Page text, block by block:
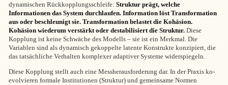
dynamischen Rückkopplungsschleife: Struktur prägt, welche
Informationen das System durchlaufen. Information löst Transformation
aus oder beschleunigt sie. Transformation belastet die Kohäsion.
Kohäsion wiederum verstärkt oder destabilisiert die Struktur.Diese
Kopplung ist keine Schwäche des Modells – sie ist ein Merkmal. Die
Variablen sind als dynamisch gekoppelte latente Konstrukte konzipiert, die
das tatsächliche Verhalten komplexer adaptiver Systeme widerspiegeln.
Diese Kopplung stellt auch eine Messherausforderung dar. In der Praxis ko-
evolvieren formale Institutionen (Struktur) und gemeinsame Normen